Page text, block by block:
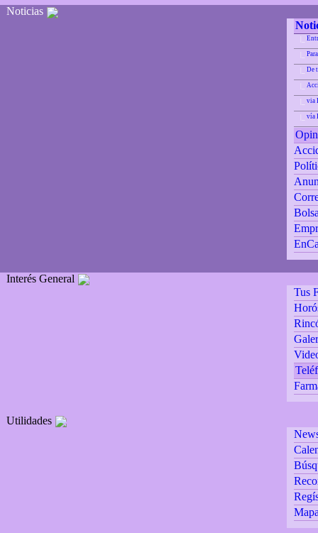
Noticias
De
via
vía
Interés General
Tus
Utilidades